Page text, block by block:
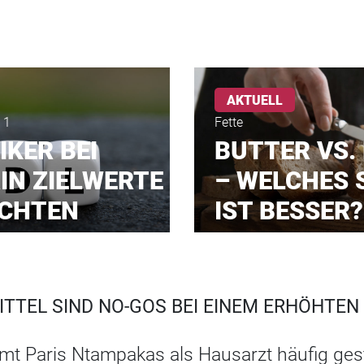
BEI
ZIELWERTE
AKTUELL
Fette
BUTTER
– WELCHES
IST BESSER?
SIND NO-GOS BEI EINEM
Paris Ntampakas als Hausarzt häufig